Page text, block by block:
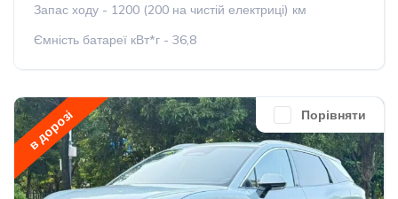
Запас ходу - 1200 (200 на чистій електриці) км
Ємність батареї кВт*г - 36,8
Порівняти
в дорозі